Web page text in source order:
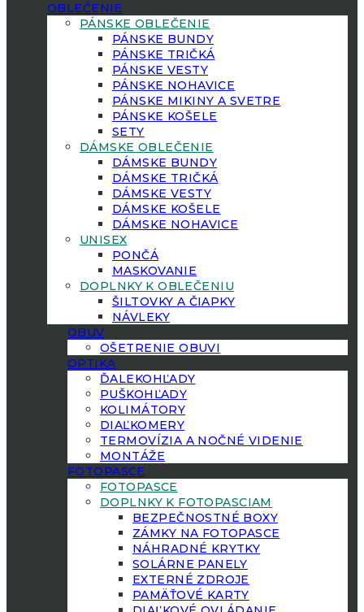
OBLEČENIE
PÁNSKE OBLEČENIE
PÁNSKE BUNDY
PÁNSKE TRIČKÁ
PÁNSKE VESTY
PÁNSKE NOHAVICE
PÁNSKE MIKINY A SVETRE
PÁNSKE KOŠELE
SETY
DÁMSKE OBLEČENIE
DÁMSKE BUNDY
DÁMSKE TRIČKÁ
DÁMSKE VESTY
DÁMSKE KOŠELE
DÁMSKE NOHAVICE
UNISEX
PONČÁ
MASKOVANIE
DOPLNKY K OBLEČENIU
ŠILTOVKY A ČIAPKY
NÁVLEKY
OBUV
OŠETRENIE OBUVI
OPTIKA
ĎALEKOHĽADY
PUŠKOHĽADY
KOLIMÁTORY
DIAĽKOMERY
TERMOVÍZIA A NOČNÉ VIDENIE
MONTÁŽE
FOTOPASCE
FOTOPASCE
DOPLNKY K FOTOPASCIAM
BEZPEČNOSTNÉ BOXY
ZÁMKY NA FOTOPASCE
NÁHRADNÉ KRYTKY
SOLÁRNE PANELY
EXTERNÉ ZDROJE
PAMÄŤOVÉ KARTY